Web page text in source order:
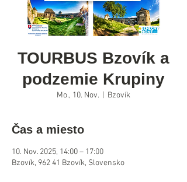
TOURBUS Bzovík a
podzemie Krupiny
Mo., 10. Nov. Bzovík
Čas a miesto
10. Nov. 2025, 14:00 – 17:00
Bzovík, 962 41 Bzovík, Slovensko